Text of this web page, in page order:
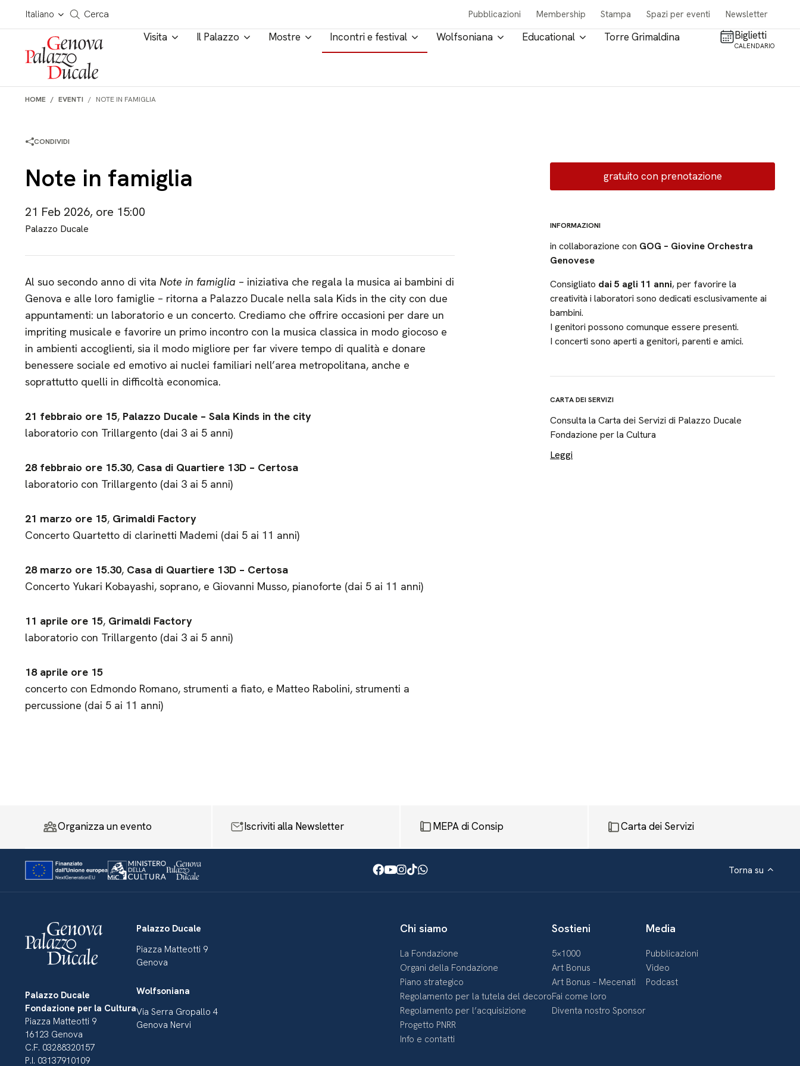
Salta al contenuto
Italiano
Cerca in tutto il sito
Cerca Pubblicazioni Membership Stampa Spazi per eventi Newsletter
Visita Il Palazzo Mostre Incontri e festival Wolfsoniana Educational Torre Grimaldina Biglietti
CALENDARIO
HOME EVENTI NOTE IN FAMIGLIA
CONDIVIDI
Note in famiglia
21 Feb 2026, ore 15:00
Palazzo Ducale
Al suo secondo anno di vita Note in famiglia – iniziativa che regala la musica ai bambini di
Genova e alle loro famiglie – ritorna a Palazzo Ducale nella sala Kids in the city con due
appuntamenti: un laboratorio e un concerto. Crediamo che offrire occasioni per dare un
impriting musicale e favorire un primo incontro con la musica classica in modo giocoso e
in ambienti accoglienti, sia il modo migliore per far vivere tempo di qualità e donare
benessere sociale ed emotivo ai nuclei familiari nell’area metropolitana, anche e
soprattutto quelli in difficoltà economica.
21 febbraio ore 15, Palazzo Ducale – Sala Kinds in the city
laboratorio con Trillargento (dai 3 ai 5 anni)
28 febbraio ore 15.30, Casa di Quartiere 13D – Certosa
laboratorio con Trillargento (dai 3 ai 5 anni)
21 marzo ore 15, Grimaldi Factory
Concerto Quartetto di clarinetti Mademi (dai 5 ai 11 anni)
28 marzo ore 15.30, Casa di Quartiere 13D – Certosa
Concerto Yukari Kobayashi, soprano, e Giovanni Musso, pianoforte (dai 5 ai 11 anni)
11 aprile ore 15, Grimaldi Factory
laboratorio con Trillargento (dai 3 ai 5 anni)
18 aprile ore 15
concerto con Edmondo Romano, strumenti a fiato, e Matteo Rabolini, strumenti a
percussione (dai 5 ai 11 anni)
gratuito con prenotazione
INFORMAZIONI
in collaborazione con GOG – Giovine Orchestra
Genovese
Consigliato dai 5 agli 11 anni, per favorire la
creatività i laboratori sono dedicati esclusivamente ai
bambini.
I genitori possono comunque essere presenti.
I concerti sono aperti a genitori, parenti e amici.
CARTA DEI SERVIZI
Consulta la Carta dei Servizi di Palazzo Ducale
Fondazione per la Cultura
Leggi
Organizza un evento Iscriviti alla Newsletter MEPA di Consip Carta dei Servizi
Facebook
Youtube
Instagram
TikTok
WhatsApp Torna su
Palazzo Ducale
Fondazione per la Cultura
Piazza Matteotti 9
16123 Genova
C.F. 03288320157
P.I. 03137910109
Palazzo Ducale
Piazza Matteotti 9
Genova
Wolfsoniana
Via Serra Gropallo 4
Genova Nervi
Chi siamo
La Fondazione
Organi della Fondazione
Piano strategico
Regolamento per la tutela del decoro
Regolamento per l’acquisizione
Progetto PNRR
Info e contatti
Sostieni
5×1000
Art Bonus
Art Bonus – Mecenati
Fai come loro
Diventa nostro Sponsor
Media
Pubblicazioni
Video
Podcast